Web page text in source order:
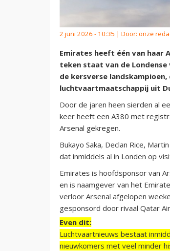
2 juni 2026 - 10:35 | Door: onze
Emirates heeft één van haar
teken staat van de
de kersverse
luchtvaartmaatschappij uit
Door de jaren heen sierden al
keer heeft een A380 met
Arsenal gekregen.
Bukayo Saka, Declan Rice,
dat inmiddels al in Londen op
Emirates is hoofdsponsor van
en is naamgever van het
verloor Arsenal afgelopen
gesponsord door rivaal Qatar
Even dit:
Luchtvaartnieuws bestaat
nieuwkomers met veel minder